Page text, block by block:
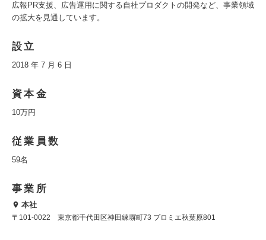
広報PR支援、広告運用に関する自社プロダクトの開発など、事業領域
の拡大を見通しています。
設立
2018 年 7 月 6 日
資本金
10万円
従業員数
59名
事業所
本社
〒101-0022 東京都千代田区神田練塀町73 プロミエ秋葉原801